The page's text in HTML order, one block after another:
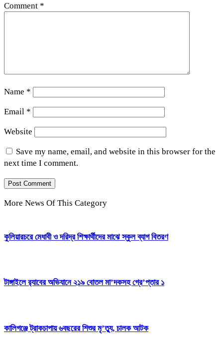
Comment *
Name *
Email *
Website
Save my name, email, and website in this browser for the
next time I comment.
More News Of This Category
কুলিয়ারচরে মেধাবী ও দরিদ্র শিক্ষার্থীদের মাঝে স্কুল ব্যাগ বিতরণ
টাঙ্গাইলে র‍্যাবের অভিযানে ২১৯ বোতল মা’দকসহ গ্রে’প্তার ১
কালিগঞ্জে ট্রাকচাপায় ৬বছরের শিশুর মৃ’ত্যু, চালক আটক